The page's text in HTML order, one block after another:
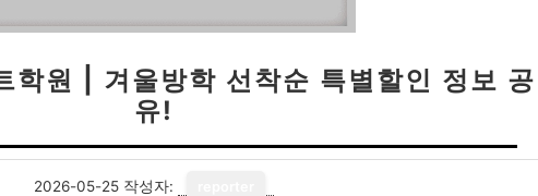
학원 | 겨울방학 선착순 특별할인 정보 공
유!
2026-05-25 작성자: